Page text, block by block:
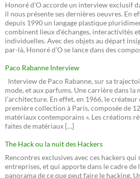
Honoré d’O accorde un interview exclusif
il nous présente ses dernières oeuvres. En
depuis 1990 un langage plastique
combinent lieux d’échanges, interactivités
individuelles. Avec des objets au départ
par-là, Honoré d’O se lance dans des
Paco Rabanne Interview
Interview de Paco Rabanne, sur sa
mode, et aux parfums. Une carrière dans la
l’architecture. En effet, en 1966, le créateur
première collection à Paris, composée de
matériaux contemporains ». Les créations
faites de matériaux […]
The Hack ou la nuit des Hackers
Rencontres exclusives avec ces hackers
entreprises, et qui apporte dans le cadre de
panorama de ce que peut faire le hacking.